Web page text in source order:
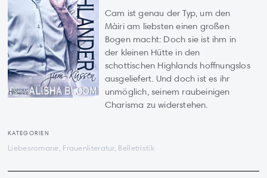
Cam ist genau der Typ, um den
Màiri am liebsten einen großen
Bogen macht: Doch sie ist ihm in
der kleinen Hütte in den
schottischen Highlands hoffnungslos
ausgeliefert. Und doch ist es ihr
unmöglich, seinem raubeinigen
Charisma zu widerstehen.
KATEGORIEN
Liebesromane, Frauenliteratur, Belletristik